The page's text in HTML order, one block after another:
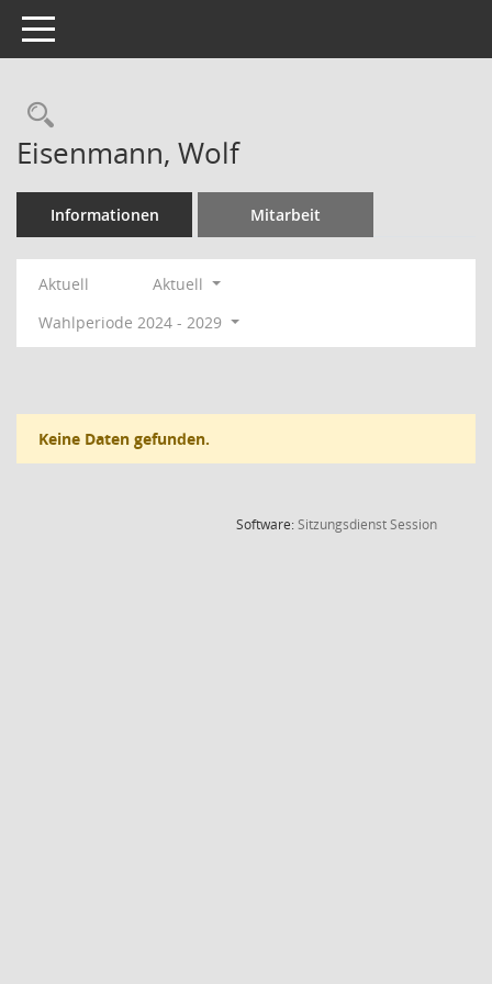
Toggle navigation
Rechercheauswahl
Eisenmann, Wolf
Informationen Mitarbeit
Aktuell
Aktuell
Wahlperiode 2024 - 2029
Keine Daten gefunden.
Software:SitzungsdienstSession(Wird in